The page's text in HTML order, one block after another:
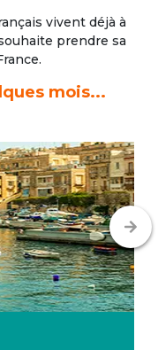
vivent déjà à
prendre sa
mois...